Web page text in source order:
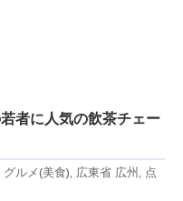
者に人気の飲茶チェー
グルメ(美食), 広東省 広州, 点